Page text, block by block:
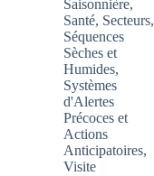
Saisonnière,
Santé, Secteurs,
Séquences
Sèches et
Humides,
Systèmes
d'Alertes
Précoces et
Actions
Anticipatoires,
Visite